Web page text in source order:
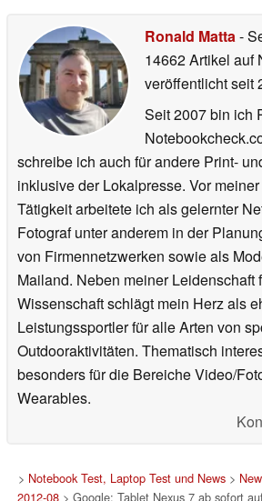
Ronald Matta-
14662 Artikel auf
veröffentlichtseit
Seit 2007 bin ich
schreibe ich auch für andere Print-
inklusive der Lokalpresse. Vor
Tätigkeit arbeitete ich als gelernter
Fotograf unter anderem in der
von Firmennetzwerken sowie als
Mailand. Neben meiner Leidenschaft
Wissenschaft schlägt mein Herz als
Leistungssportler für alle Arten von
Outdooraktivitäten. Thematisch
besonders für die Bereiche Video/
Wearables.
> Notebook Test, Laptop Test und News>
2012-08 > Google: Tablet Nexus 7 ab sofort